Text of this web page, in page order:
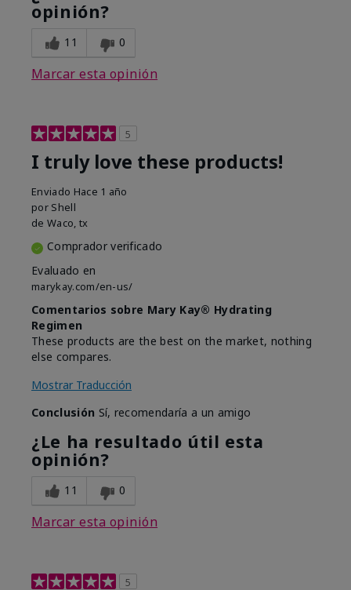
opinión?
11 0
Marcar esta opinión
5
I truly love these products!
Enviado Hace 1 año
por Shell
de Waco, tx
Comprador verificado
Evaluado en
marykay.com/en-us/
Comentarios sobre Mary Kay® Hydrating
Regimen
These products are the best on the market, nothing
else compares.
Mostrar Traducción
Conclusión Sí, recomendaría a un amigo
¿Le ha resultado útil esta
opinión?
11 0
Marcar esta opinión
5